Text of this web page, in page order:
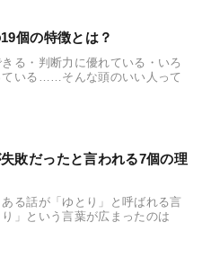
個の特徴とは？
る・判断力に優れている・いろ
ている……そんな頭のいい人って
敗だったと言われる7個の理
る話が「ゆとり」と呼ばれる言
」という言葉が広まったのは